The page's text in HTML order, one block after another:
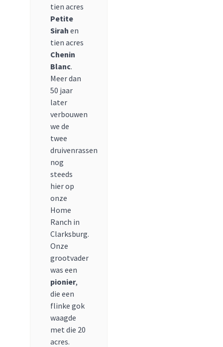
tien acres
Petite
Sirah en
tien acres
Chenin
Blanc.
Meer dan
50 jaar
later
verbouwen
we de
twee
druivenrassen
nog
steeds
hier op
onze
Home
Ranch in
Clarksburg.
Onze
grootvader
was een
pionier,
die een
flinke gok
waagde
met die 20
acres.